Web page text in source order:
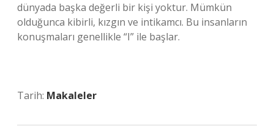
dünyada başka değerli bir kişi yoktur. Mümkün
olduğunca kibirli, kızgın ve intikamcı. Bu insanların
konuşmaları genellikle “I” ile başlar.
Tarih: Makaleler